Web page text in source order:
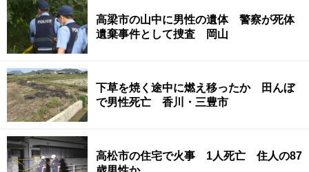
高梁市の山中に男性の遺体 警察が死体
遺棄事件として捜査 岡山
下草を焼く途中に燃え移ったか 田んぼ
で男性死亡 香川・三豊市
高松市の住宅で火事 1人死亡 住人の87